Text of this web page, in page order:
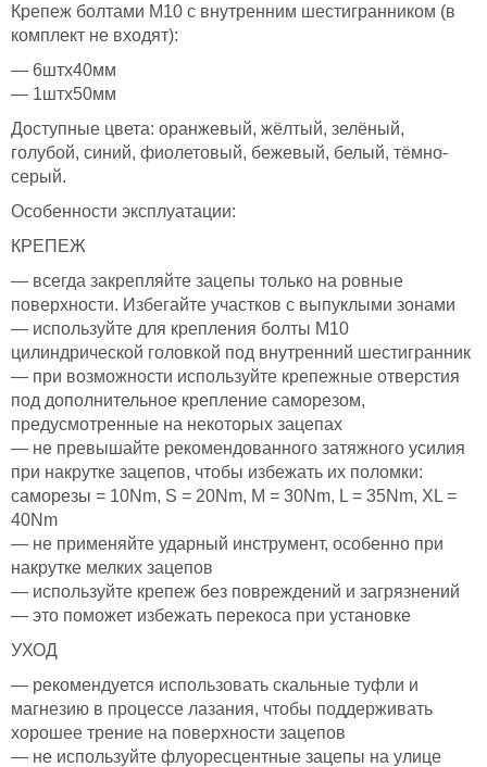
Крепеж болтами М10 с внутренним шестигранником (в
комплект не входят):
— 6штх40мм
— 1штх50мм
Доступные цвета: оранжевый, жёлтый, зелёный,
голубой, синий, фиолетовый, бежевый, белый, тёмно-
серый.
Особенности эксплуатации:
КРЕПЕЖ
— всегда закрепляйте зацепы только на ровные
поверхности. Избегайте участков с выпуклыми зонами
— используйте для крепления болты М10
цилиндрической головкой под внутренний шестигранник
— при возможности используйте крепежные отверстия
под дополнительное крепление саморезом,
предусмотренные на некоторых зацепах
— не превышайте рекомендованного затяжного усилия
при накрутке зацепов, чтобы избежать их поломки:
саморезы = 10Nm, S = 20Nm, M = 30Nm, L = 35Nm, XL =
40Nm
— не применяйте ударный инструмент, особенно при
накрутке мелких зацепов
— используйте крепеж без повреждений и загрязнений
— это поможет избежать перекоса при установке
УХОД
— рекомендуется использовать скальные туфли и
магнезию в процессе лазания, чтобы поддерживать
хорошее трение на поверхности зацепов
— не используйте флуоресцентные зацепы на улице